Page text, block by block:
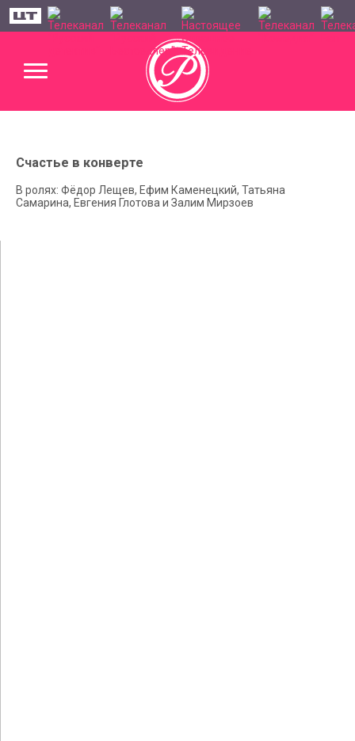
Счастье в конверте
В ролях: Фёдор Лещев, Ефим Каменецкий, Татьяна
Самарина, Евгения Глотова и Залим Мирзоев